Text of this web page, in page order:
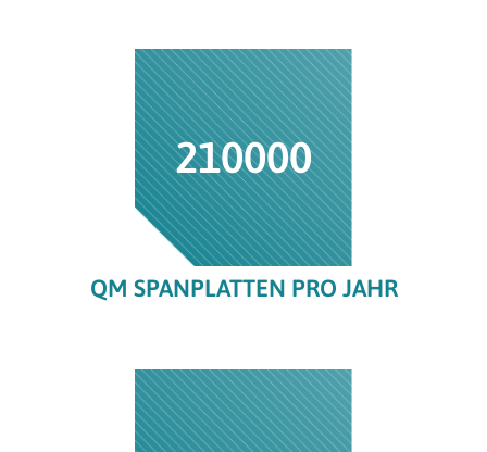
210000
QM SPANPLATTEN PRO JAHR